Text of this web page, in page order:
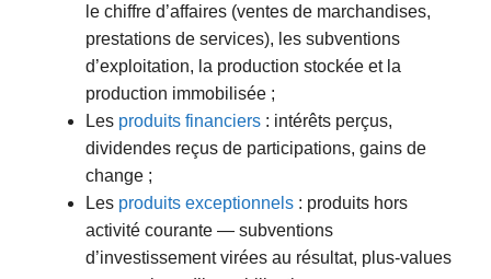
le chiffre d’affaires (ventes de marchandises,
prestations de services), les subventions
d’exploitation, la production stockée et la
production immobilisée ;
Les produits financiers : intérêts perçus,
dividendes reçus de participations, gains de
change ;
Les produits exceptionnels : produits hors
activité courante — subventions
d’investissement virées au résultat, plus-values